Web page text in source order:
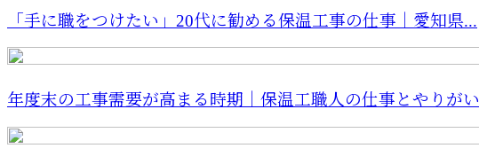
「手に職をつけたい」20代に勧める保温工事の仕事｜愛知県...
年度末の工事需要が高まる時期｜保温工職人の仕事とやりがい